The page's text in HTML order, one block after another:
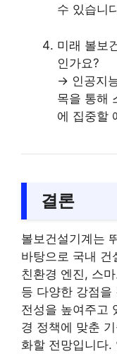
수 있습니
미래 볼보
인가요?
→ 인공지
목을 통해
에 집중할
결론
볼보건설기계는
바탕으로 국내 건
친환경 엔진, 스
등 다양한 강점을
전성을 높여주고
경 정책에 맞춘
화할 전망입니다.